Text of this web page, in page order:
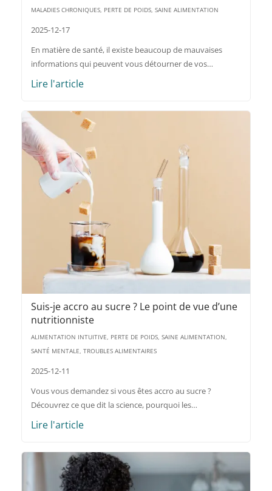
MALADIES CHRONIQUES, PERTE DE POIDS, SAINE ALIMENTATION
2025-12-17
En matière de santé, il existe beaucoup de mauvaises
informations qui peuvent vous détourner de vos…
Lire l'article
Suis-je accro au sucre ? Le point de vue d’une
nutritionniste
ALIMENTATION INTUITIVE, PERTE DE POIDS, SAINE ALIMENTATION,
SANTÉ MENTALE, TROUBLES ALIMENTAIRES
2025-12-11
Vous vous demandez si vous êtes accro au sucre ?
Découvrez ce que dit la science, pourquoi les…
Lire l'article